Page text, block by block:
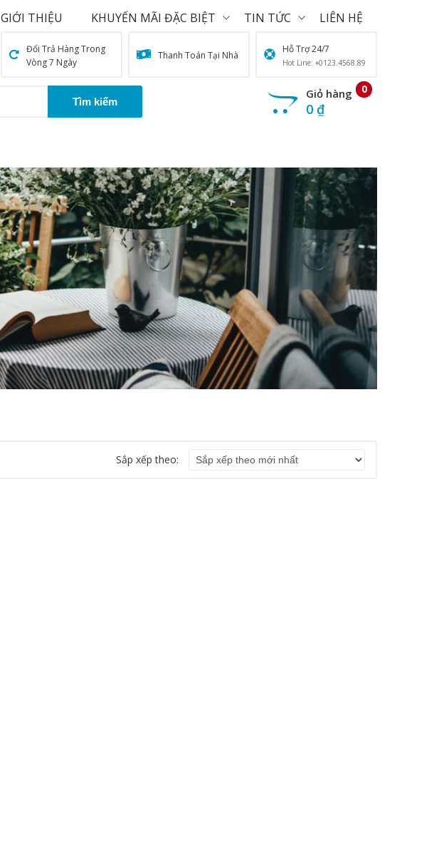
GIỚI THIỆU KHUYẾN MÃI ĐẶC BIỆT TIN TỨC LIÊN HỆ
Đổi Trả Hàng Trong
Vòng 7 Ngày
Thanh Toán Tại Nhà
Hỗ Trợ 24/7
Hot Line: +0123.4568.89
Giỏ hàng
0 ₫
0
Sắp xếp theo: